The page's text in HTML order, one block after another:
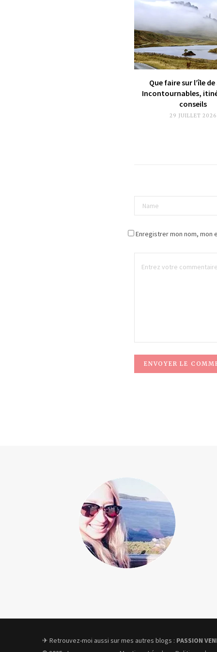
Que faire sur l’île de
Incontournables,
conseils
29 JUILLET 2026
Enregistrer mon nom, mon
✈︎ Retrouvez-moi aussi sur mes autres blogs : PASSION